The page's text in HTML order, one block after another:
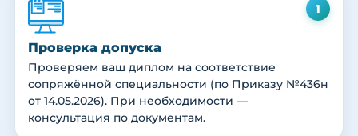
1
Проверка допуска
Проверяем ваш диплом на соответствие
сопряжённой специальности (по Приказу №436н
от 14.05.2026). При необходимости —
консультация по документам.